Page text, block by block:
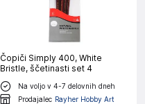
Čopiči Simply 400, White
Bristle, ščetinasti set 4
Na voljo v 4-7 delovnih dneh
Prodajalec Rayher Hobby Art